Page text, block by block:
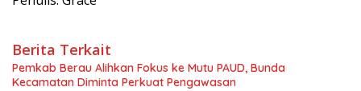
Berita Terkait
Pemkab Berau Alihkan Fokus ke Mutu PAUD, Bunda
Kecamatan Diminta Perkuat Pengawasan